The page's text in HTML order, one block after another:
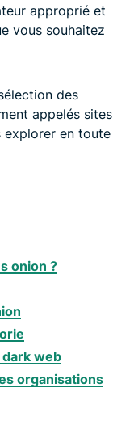
approprié et
vous souhaitez
des
appelés sites
explorer en toute
onion ?
web
organisations